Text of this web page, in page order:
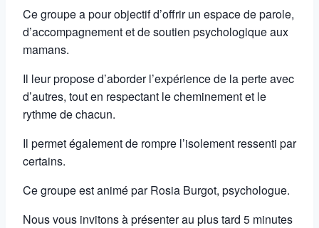
Ce groupe a pour objectif d’offrir un espace de parole,
d’accompagnement et de soutien psychologique aux
mamans.
Il leur propose d’aborder l’expérience de la perte avec
d’autres, tout en respectant le cheminement et le
rythme de chacun.
Il permet également de rompre l’isolement ressenti par
certains.
Ce groupe est animé par Rosia Burgot, psychologue.
Nous vous invitons à présenter au plus tard 5 minutes